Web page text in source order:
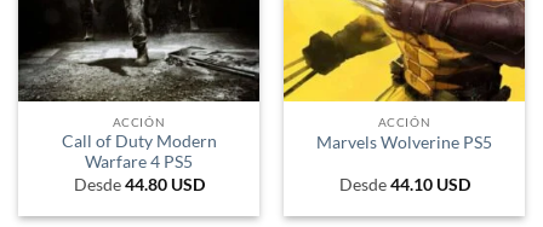
ACCIÓN
Call of Duty Modern
Warfare 4 PS5
Desde44.80 USD
ACCIÓN
Marvels Wolverine PS5
Desde44.10 USD